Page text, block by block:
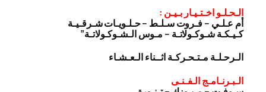
الـحـلـو اخـتـيـار بـيـن :
أم عـلـي – فـروت سـلـط – حـلـويـات شـرقـيـة
كـيـكـة شـوكـولاتـة – مـوس الـشـوكـولاتـة”
الـرحـلـة مـتـحـركـة اثــناء الـعـشـاء
الـبـرنـامـج الـفـنـى